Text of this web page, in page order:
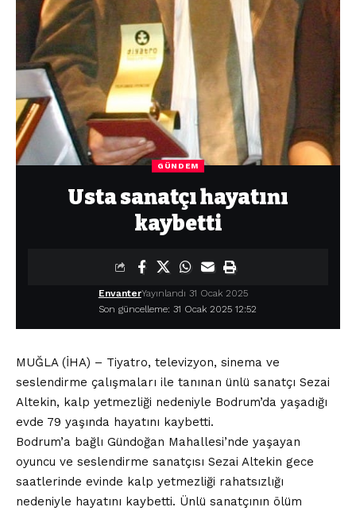
GÜNDEM
Usta sanatçı hayatını
kaybetti
Son güncelleme: 31 Ocak 2025 12:52
EnvanterYayınlandı 31 Ocak 2025
MUĞLA (İHA) – Tiyatro, televizyon, sinema ve
seslendirme çalışmaları ile tanınan ünlü sanatçı Sezai
Altekin, kalp yetmezliği nedeniyle Bodrum’da yaşadığı
evde 79 yaşında hayatını kaybetti.
Bodrum’a bağlı Gündoğan Mahallesi’nde yaşayan
oyuncu ve seslendirme sanatçısı Sezai Altekin gece
saatlerinde evinde kalp yetmezliği rahatsızlığı
nedeniyle hayatını kaybetti. Ünlü sanatçının ölüm